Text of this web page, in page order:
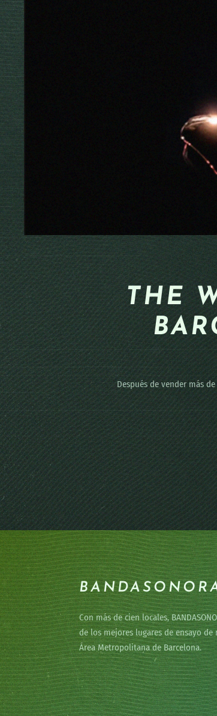
THE
Después de vender más
Con más de cien locales,
de los mejores lugares de ensayo de
Área Metropolitana de Barcelona.